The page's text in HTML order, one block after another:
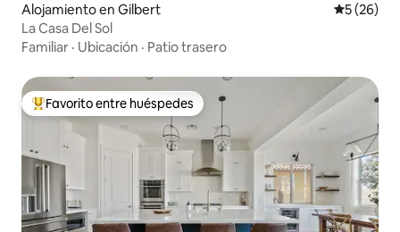
Alojamiento en Gilbert
5 (26)
La Casa Del Sol
Familiar · Ubicación · Patio trasero
Favorito entre huéspedes preferido
Favorito entre huéspedes